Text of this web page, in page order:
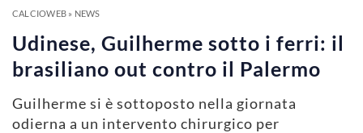
CALCIOWEB» NEWS
Udinese, Guilherme sotto i ferri: il
brasiliano out contro il Palermo
Guilherme si è sottoposto nella giornata
odierna a un intervento chirurgico per